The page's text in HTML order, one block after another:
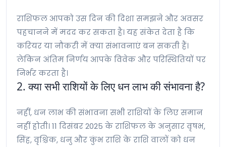
राशिफल आपको उस दिन की दिशा समझने और अवसर
पहचानने में मदद कर सकता है। यह संकेत देता है कि
करियर या नौकरी में क्या संभावनाएं बन सकती हैं।
लेकिन अंतिम निर्णय आपके विवेक और परिस्थितियों पर
निर्भर करता है।
2. क्या सभी राशियों के लिए धन लाभ की संभावना है?
नहीं, धन लाभ की संभावना सभी राशियों के लिए समान
नहीं होती। 11 दिसंबर 2025 के राशिफल के अनुसार वृषभ,
सिंह, वृश्चिक, धनु और कुंभ राशि के राशि वालों को धन